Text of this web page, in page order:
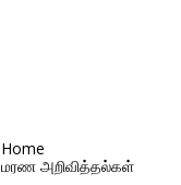
Home
மரண அறிவித்தல்கள்